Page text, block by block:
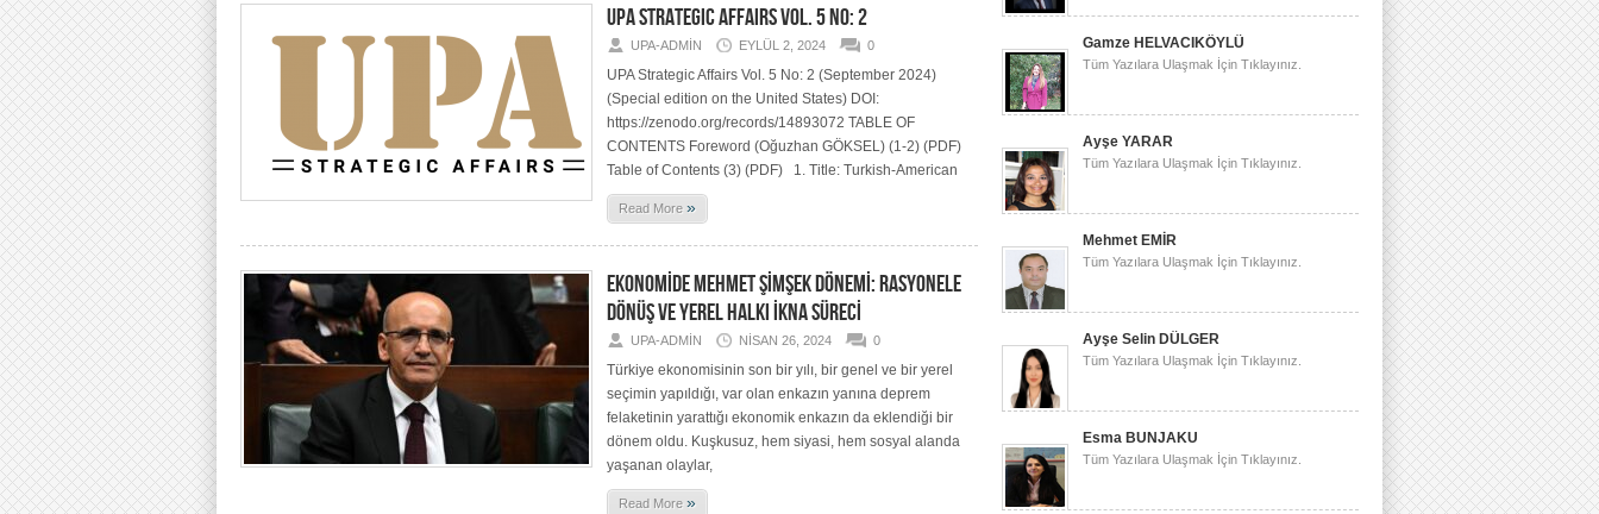
UPA STRATEGIC AFFAIRS VOL. 5 NO: 2
UPA-ADMIN EYLÜL 2, 2024 0
UPA Strategic Affairs Vol. 5 No: 2 (September 2024)
(Special edition on the United States) DOI:
https://zenodo.org/records/14893072 TABLE OF
CONTENTS Foreword (Oğuzhan GÖKSEL) (1-2) (PDF)
Table of Contents (3) (PDF) 1. Title: Turkish-American
Read More »
EKONOMİDE MEHMET ŞİMŞEK DÖNEMİ: RASYONELE
DÖNÜŞ VE YEREL HALKI İKNA SÜRECİ
UPA-ADMIN NISAN 26, 2024 0
Türkiye ekonomisinin son bir yılı, bir genel ve bir yerel
seçimin yapıldığı, var olan enkazın yanına deprem
felaketinin yarattığı ekonomik enkazın da eklendiği bir
dönem oldu. Kuşkusuz, hem siyasi, hem sosyal alanda
yaşanan olaylar,
Read More »
Gamze HELVACIKÖYLÜ
Tüm Yazılara Ulaşmak İçin Tıklayınız.
Ayşe YARAR
Tüm Yazılara Ulaşmak İçin Tıklayınız.
Mehmet EMİR
Tüm Yazılara Ulaşmak İçin Tıklayınız.
Ayşe Selin DÜLGER
Tüm Yazılara Ulaşmak İçin Tıklayınız.
Esma BUNJAKU
Tüm Yazılara Ulaşmak İçin Tıklayınız.